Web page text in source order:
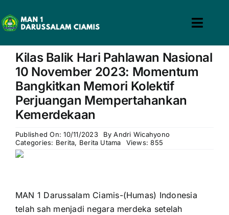
to
content
Home
Profil
Guru & Tenaga Kependidikan
Calon Siswa
Kilas Balik Hari Pahlawan Nasional
10 November 2023: Momentum
Bangkitkan Memori Kolektif
Perjuangan Mempertahankan
Kemerdekaan
Published On: 10/11/2023 ByAndri Wicahyono
Categories: Berita, Berita Utama Views: 855
MAN 1 Darussalam Ciamis-(Humas) Indonesia
telah sah menjadi negara merdeka setelah